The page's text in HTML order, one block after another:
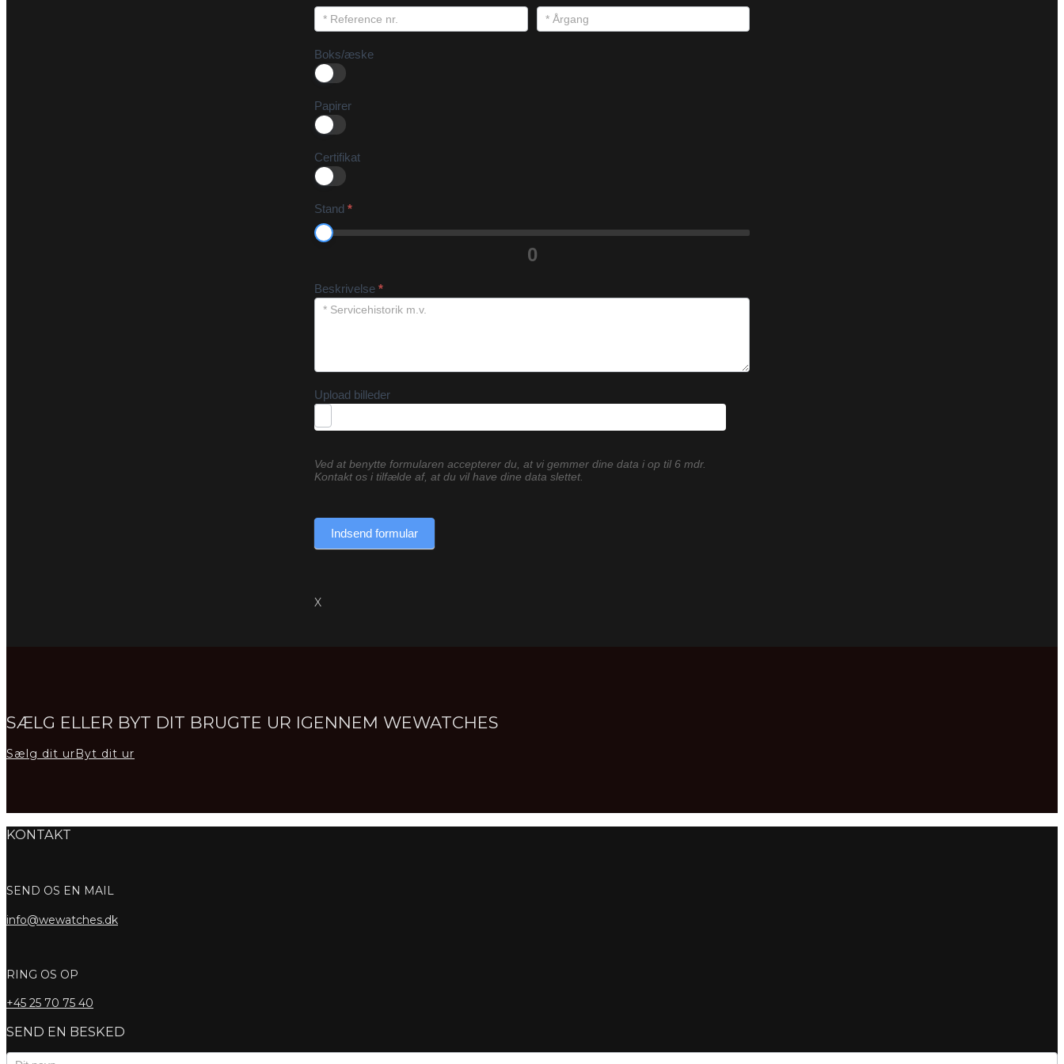
Boks/æske
Papirer
Certifikat
Stand *
0
Beskrivelse *
Upload billeder
Ved at benytte formularen accepterer du, at vi gemmer dine data i op til 6 mdr.
Kontakt os i tilfælde af, at du vil have dine data slettet.
Indsend formular
X
SÆLG ELLER BYT DIT BRUGTE UR IGENNEM WEWATCHES
Sælg dit urByt dit ur
KONTAKT
SEND OS EN MAIL
info@wewatches.dk
RING OS OP
+45 25 70 75 40
SEND EN BESKED
Kontaktformular